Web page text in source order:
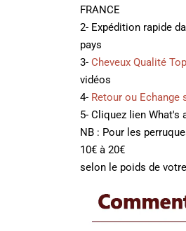
FRANCE
2- Expédition rapide
pays
3- Cheveux Qualité
vidéos
4- Retour ou
5- Cliquez lien
NB : Pour les
10€ à 20€
selon le poids de